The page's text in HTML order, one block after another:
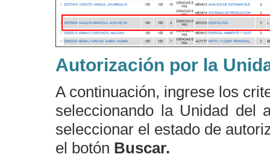
Autorización por la
A continuación, ingrese los
seleccionando la Unidad del
seleccionar el estado de
el botón Buscar.